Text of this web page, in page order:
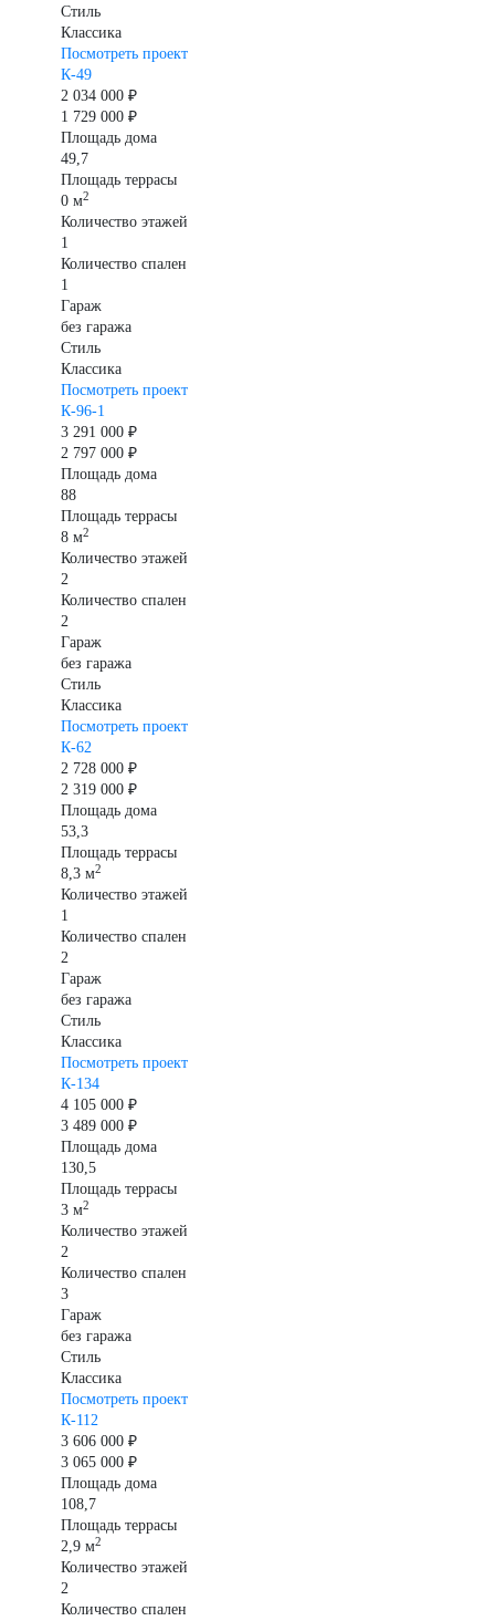
Стиль
Классика
Посмотреть проект
К-49
2 034 000 ₽
1 729 000 ₽
Площадь дома
49,7
Площадь террасы
0 м2
Количество этажей
1
Количество спален
1
Гараж
без гаража
Стиль
Классика
Посмотреть проект
К-96-1
3 291 000 ₽
2 797 000 ₽
Площадь дома
88
Площадь террасы
8 м2
Количество этажей
2
Количество спален
2
Гараж
без гаража
Стиль
Классика
Посмотреть проект
К-62
2 728 000 ₽
2 319 000 ₽
Площадь дома
53,3
Площадь террасы
8,3 м2
Количество этажей
1
Количество спален
2
Гараж
без гаража
Стиль
Классика
Посмотреть проект
К-134
4 105 000 ₽
3 489 000 ₽
Площадь дома
130,5
Площадь террасы
3 м2
Количество этажей
2
Количество спален
3
Гараж
без гаража
Стиль
Классика
Посмотреть проект
К-112
3 606 000 ₽
3 065 000 ₽
Площадь дома
108,7
Площадь террасы
2,9 м2
Количество этажей
2
Количество спален